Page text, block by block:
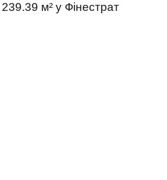
м² у Фінестрат